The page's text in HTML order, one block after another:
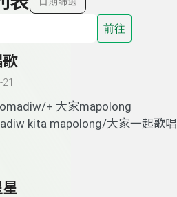
前往
歌
+ 大家mapolong
kita mapolong/大家一起歌唱
星